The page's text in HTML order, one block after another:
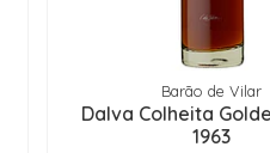
Barão de Vilar
Dalva Colheita
1963